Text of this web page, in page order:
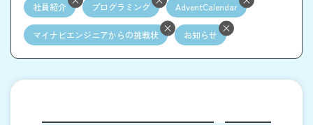
社員紹介 プログラミング AdventCalendar
マイナビエンジニアからの挑戦状 お知らせ